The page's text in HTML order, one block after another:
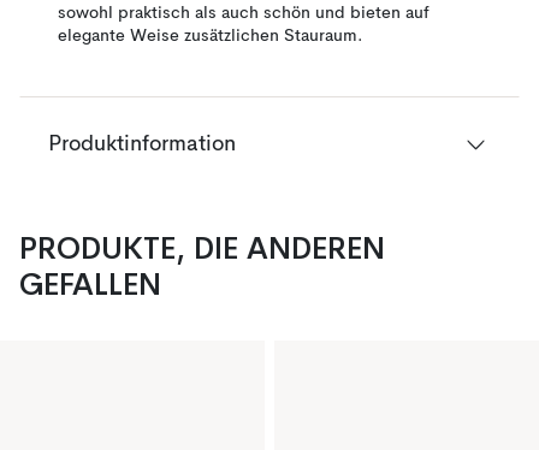
sowohl praktisch als auch schön und bieten auf
elegante Weise zusätzlichen Stauraum.
Produktinformation
PRODUKTE, DIE ANDEREN
GEFALLEN